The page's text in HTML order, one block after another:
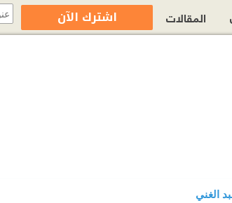
الغني
المقالات اشترك الآن